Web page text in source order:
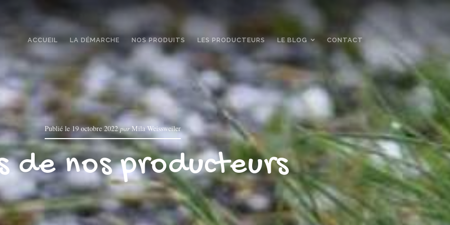
ACCUEIL LA DÉMARCHE NOS PRODUITS LES PRODUCTEURS LE BLOG CONTACT
Publié le19 octobre 2022parMila Weissweiler
de nos producteurs